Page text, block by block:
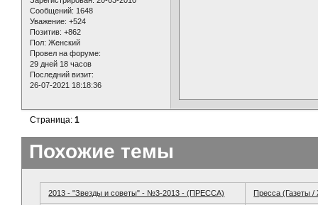
Сообщений: 1648
Уважение: +524
Позитив: +862
Пол: Женский
Провел на форуме:
29 дней 18 часов
Последний визит:
26-07-2021 18:18:36
Страница:1
Похожие темы
2013 - "Звезды и советы" - №3-2013 - (ПРЕССА) Пресса (Газеты